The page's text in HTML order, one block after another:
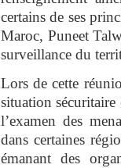
certains de ses
Maroc, Puneet
surveillance du
Lors de cette
situation
l’examen des
dans certaines
émanant des